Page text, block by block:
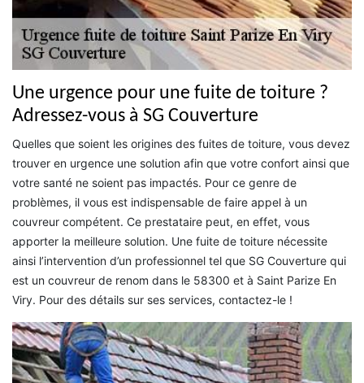
Une urgence pour une fuite de toiture ?
Adressez-vous à SG Couverture
Quelles que soient les origines des fuites de toiture, vous devez
trouver en urgence une solution afin que votre confort ainsi que
votre santé ne soient pas impactés. Pour ce genre de
problèmes, il vous est indispensable de faire appel à un
couvreur compétent. Ce prestataire peut, en effet, vous
apporter la meilleure solution. Une fuite de toiture nécessite
ainsi l’intervention d’un professionnel tel que SG Couverture qui
est un couvreur de renom dans le 58300 et à Saint Parize En
Viry. Pour des détails sur ses services, contactez-le !